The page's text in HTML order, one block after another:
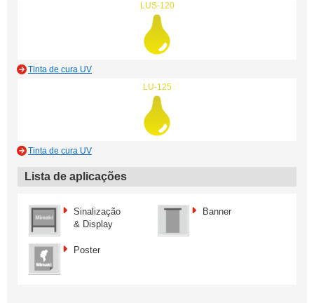
LUS-120
Tinta de cura UV
LU-125
Tinta de cura UV
Lista de aplicações
Sinalização
& Display
Banner
Poster